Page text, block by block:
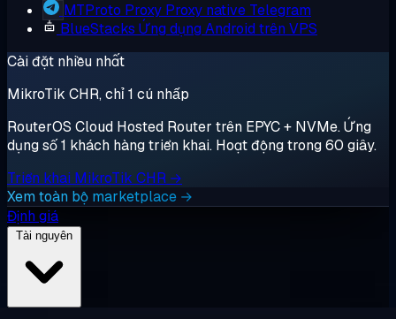
MTProto Proxy Proxy native Telegram
BlueStacks Ứng dụng Android trên VPS
Cài đặt nhiều nhất
MikroTik CHR, chỉ 1 cú nhấp
RouterOS Cloud Hosted Router trên EPYC + NVMe. Ứng
dụng số 1 khách hàng triển khai. Hoạt động trong 60 giây.
Triển khai MikroTik CHR →
Xem toàn bộ marketplace →
Định giá